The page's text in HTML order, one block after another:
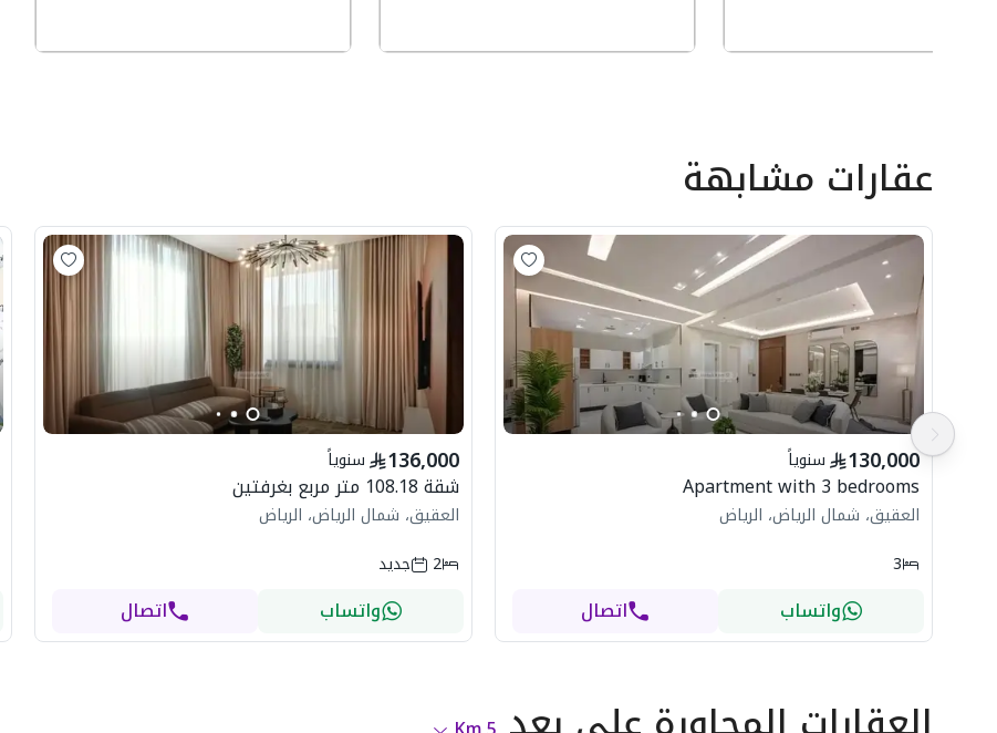
عقارات مشابهة
سنوياً 130,000
Apartment with 3 bedrooms
العقيق، شمال الرياض، الرياض
3
واتساب اتصال
سنوياً 136,000
شقة 108.18 متر مربع بغرفتين
العقيق، شمال الرياض، الرياض
2
جديد
واتساب اتصال